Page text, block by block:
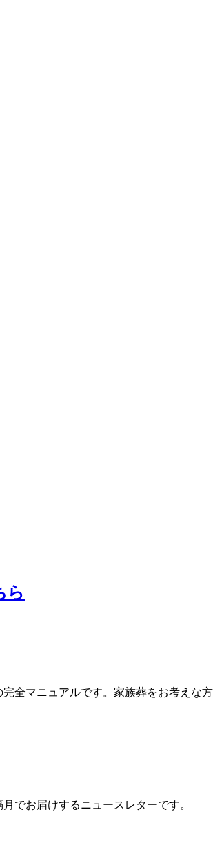
ら
全マニュアルです。家族葬をお考えな
でお届けするニュースレターです。